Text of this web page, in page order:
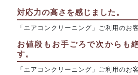
対応力の高さを感じました。
「エアコンクリーニング」ご利用のお
お値段もお手ごろで次からも
す。
「エアコンクリーニング」ご利用のお